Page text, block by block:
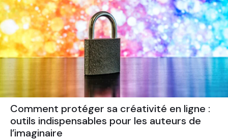
Comment protéger sa créativité en ligne :
outils indispensables pour les auteurs de
l’imaginaire